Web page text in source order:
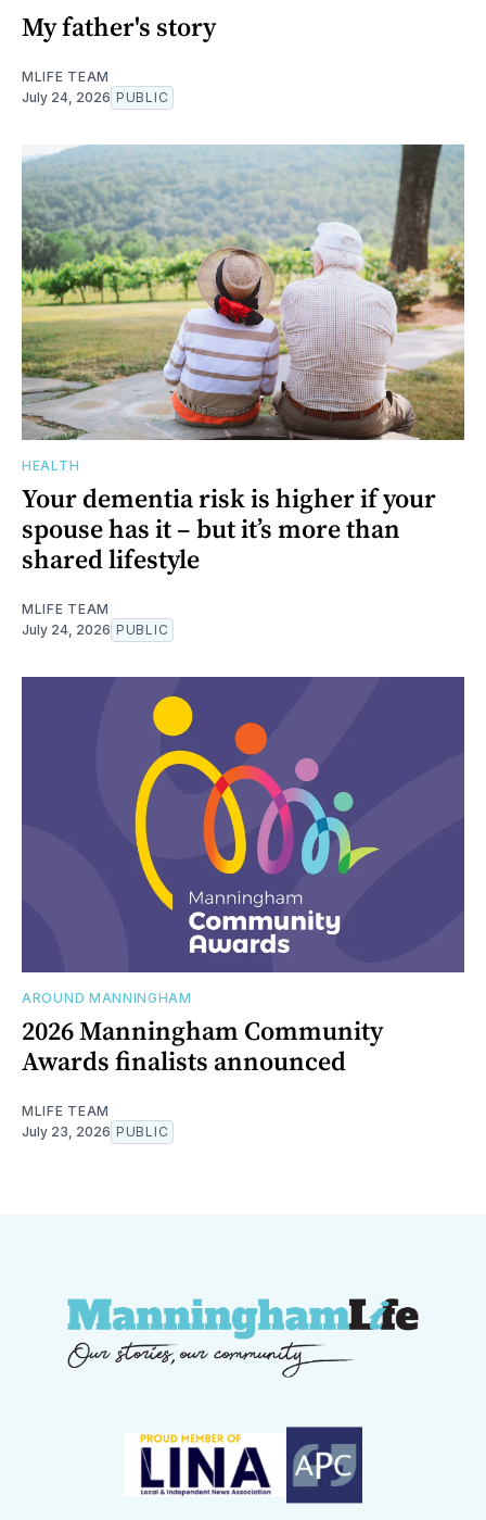
My father's story
MLIFE TEAM
July 24, 2026 PUBLIC
HEALTH
Your dementia risk is higher if your
spouse has it – but it’s more than
shared lifestyle
MLIFE TEAM
July 24, 2026 PUBLIC
AROUND MANNINGHAM
2026 Manningham Community
Awards finalists announced
MLIFE TEAM
July 23, 2026 PUBLIC